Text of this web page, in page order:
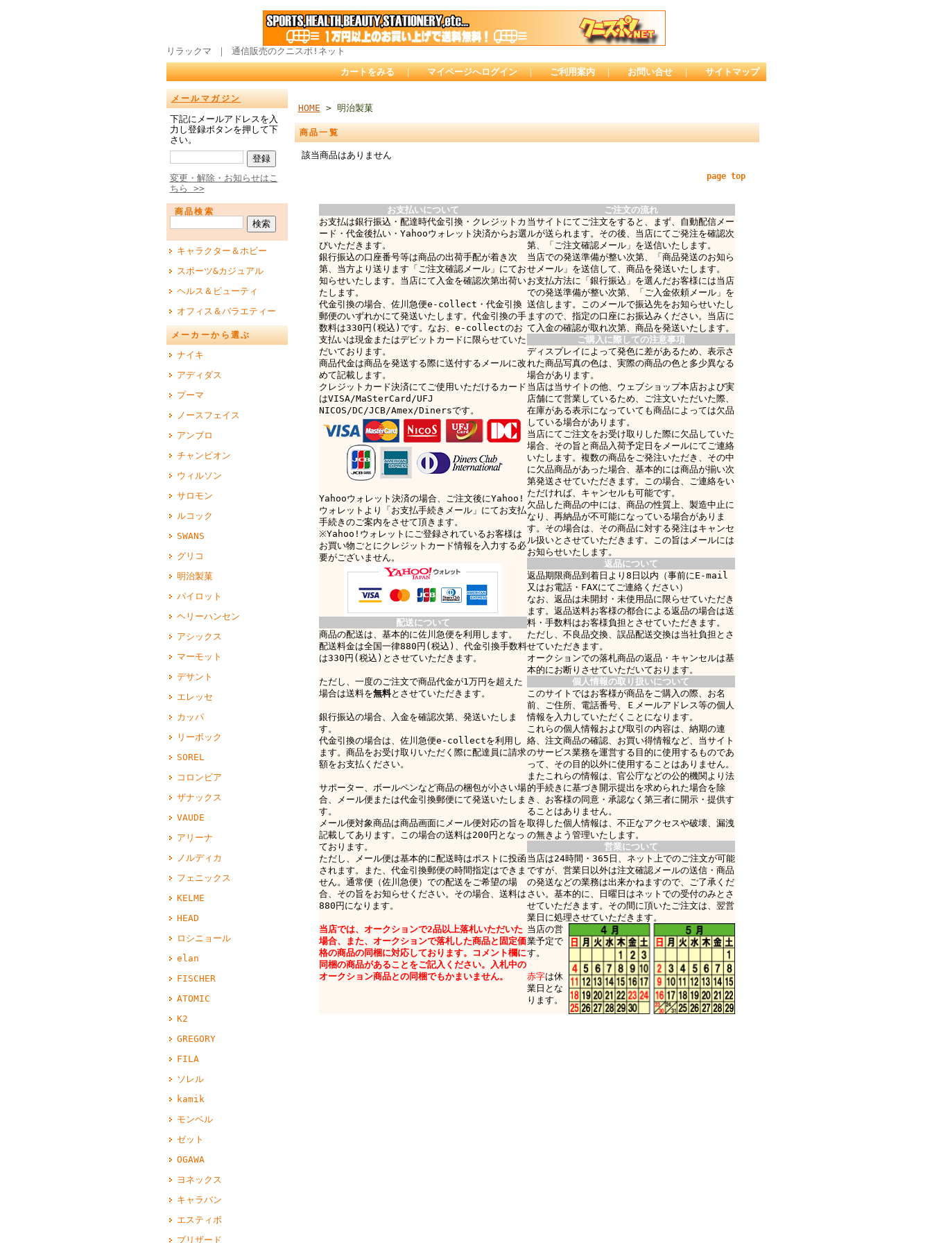
リラックマ ｜ 通信販売のクニスポ!ネット
カートをみる ｜ マイページへログイン ｜ ご利用案内 ｜ お問い合せ ｜ サイトマップ
メールマガジン
下記にメールアドレスを入
力し登録ボタンを押して下
さい。
変更・解除・お知らせはこ
ちら >>
商品検索
キャラクター＆ホビー
スポーツ&カジュアル
ヘルス＆ビューティ
オフィス＆バラエティー
メーカーから選ぶ
ナイキ
アディダス
プーマ
ノースフェイス
アンブロ
チャンピオン
ウィルソン
サロモン
ルコック
SWANS
グリコ
明治製菓
パイロット
ヘリーハンセン
アシックス
マーモット
デサント
エレッセ
カッパ
リーボック
SOREL
コロンビア
ザナックス
VAUDE
アリーナ
ノルディカ
フェニックス
KELME
HEAD
ロシニョール
elan
FISCHER
ATOMIC
K2
GREGORY
FILA
ソレル
kamik
モンベル
ゼット
OGAWA
ヨネックス
キャラバン
エスティボ
ブリザード
HOME > 明治製菓
商品一覧
該当商品はありません
page top
お支払いについて
お支払は銀行振込・配達時代金引換・クレジットカ
ード・代金後払い・Yahooウォレット決済からお選
びいただきます。
銀行振込の口座番号等は商品の出荷手配が着き次
第、当方より送ります「ご注文確認メール」にてお
知らせいたします。当店にて入金を確認次第出荷い
たします。
代金引換の場合、佐川急便e-collect・代金引換
郵便のいずれかにて発送いたします。代金引換の手
数料は330円(税込)です。なお、e-collectのお
支払いは現金またはデビットカードに限らせていた
だいております。
商品代金は商品を発送する際に送付するメールに改
めて記載します。
クレジットカード決済にてご使用いただけるカード
はVISA/MaSterCard/UFJ
NICOS/DC/JCB/Amex/Dinersです。
Yahooウォレット決済の場合、ご注文後にYahoo!
ウォレットより「お支払手続きメール」にてお支払
手続きのご案内をさせて頂きます。
※Yahoo!ウォレットにご登録されているお客様は
お買い物ごとにクレジットカード情報を入力する必
要がございません。
配送について
商品の配送は、基本的に佐川急便を利用します。
配送料金は全国一律880円(税込)、代金引換手数料
は330円(税込)とさせていただきます。
ただし、一度のご注文で商品代金が1万円を超えた
場合は送料を無料とさせていただきます。
銀行振込の場合、入金を確認次第、発送いたしま
す。
代金引換の場合は、佐川急便e-collectを利用し
ます。商品をお受け取りいただく際に配達員に請求
額をお支払ください。
サポーター、ボールペンなど商品の梱包が小さい場
合、メール便または代金引換郵便にて発送いたしま
す。
メール便対象商品は商品画面にメール便対応の旨を
記載してあります。この場合の送料は200円となっ
ております。
ただし、メール便は基本的に配送時はポストに投函
されます。また、代金引換郵便の時間指定はできま
せん。通常便（佐川急便）での配送をご希望の場
合、その旨をお知らせください。その場合、送料は
880円になります。
当店では、オークションで2品以上落札いただいた
場合、また、オークションで落札した商品と固定価
格の商品の同梱に対応しております。コメント欄に
同梱の商品があることをご記入ください。入札中の
オークション商品との同梱でもかまいません。
ご注文の流れ
当サイトにてご注文をすると、まず、自動配信メー
ルが送られます。その後、当店にてご発注を確認次
第、「ご注文確認メール」を送信いたします。
当店での発送準備が整い次第、「商品発送のお知ら
せメール」を送信して、商品を発送いたします。
お支払方法に「銀行振込」を選んだお客様には当店
での発送準備が整い次第、「ご入金依頼メール」を
送信します。このメールで振込先をお知らせいたし
ますので、指定の口座にお振込みください。当店に
て入金の確認が取れ次第、商品を発送いたします。
ご購入に際しての注意事項
ディスプレイによって発色に差があるため、表示さ
れた商品写真の色は、実際の商品の色と多少異なる
場合があります。
当店は当サイトの他、ウェブショップ本店および実
店舗にて営業しているため、ご注文いただいた際、
在庫がある表示になっていても商品によっては欠品
している場合があります。
当店にてご注文をお受け取りした際に欠品していた
場合、その旨と商品入荷予定日をメールにてご連絡
いたします。複数の商品をご発注いただき、その中
に欠品商品があった場合、基本的には商品が揃い次
第発送させていただきます。この場合、ご連絡をい
ただければ、キャンセルも可能です。
欠品した商品の中には、商品の性質上、製造中止に
なり、再納品が不可能になっている場合がありま
す。その場合は、その商品に対する発注はキャンセ
ル扱いとさせていただきます。この旨はメールには
お知らせいたします。
返品について
返品期限商品到着日より8日以内（事前にE-mail
又はお電話・FAXにてご連絡ください）
なお、返品は未開封・未使用品に限らせていただき
ます。返品送料お客様の都合による返品の場合は送
料・手数料はお客様負担とさせていただきます。
ただし、不良品交換、誤品配送交換は当社負担とさ
せていただきます。
オークションでの落札商品の返品・キャンセルは基
本的にお断りさせていただいております。
個人情報の取り扱いについて
このサイトではお客様が商品をご購入の際、お名
前、ご住所、電話番号、Ｅメールアドレス等の個人
情報を入力していただくことになります。
これらの個人情報および取引の内容は、納期の連
絡、注文商品の確認、お買い得情報など、当サイト
のサービス業務を運営する目的に使用するものであ
って、その目的以外に使用することはありません。
またこれらの情報は、官公庁などの公的機関より法
的手続きに基づき開示提出を求められた場合を除
き、お客様の同意・承認なく第三者に開示・提供す
ることはありません。
取得した個人情報は、不正なアクセスや破壊、漏洩
の無きよう管理いたします。
営業について
当店は24時間・365日、ネット上でのご注文が可能
ですが、営業日以外は注文確認メールの送信・商品
の発送などの業務は出来かねますので、ご了承くだ
さい。基本的に、日曜日はネットでの受付のみとさ
せていただきます。その間に頂いたご注文は、翌営
業日に処理させていただきます。
当店の営
業予定で
す。
赤字は休
業日とな
ります。